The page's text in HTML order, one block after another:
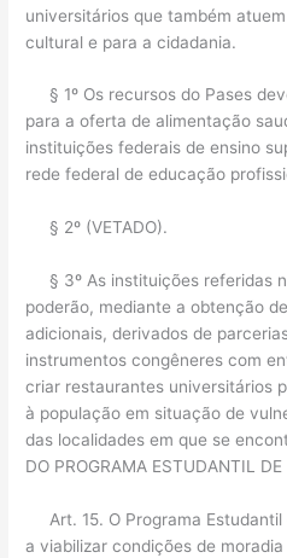
universitários que também
cultural e para a cidadania.
§ 1º Os recursos do Pases
para a oferta de alimentação
instituições federais de ensino
rede federal de educação
§ 2º (VETADO).
§ 3º As instituições referidas
poderão, mediante a obtenção
adicionais, derivados de
instrumentos congêneres com
criar restaurantes universitários
à população em situação de
das localidades em que se
DO PROGRAMA ESTUDANTIL
Art. 15. O Programa Estudantil
a viabilizar condições de